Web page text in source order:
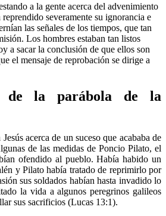
a la gente acerca del advenimiento
severamente su ignorancia e
las señales de los tiempos, que tan
Los hombres estaban tan listos
a sacar la conclusión de que ellos son
el mensaje de reprobación se dirige a
de la parábola de la
acerca de un suceso que acababa de
de las medidas de Poncio Pilato, el
ofendido al pueblo. Había habido un
y Pilato había tratado de reprimirlo por
sus soldados habían hasta invadido lo
la vida a algunos peregrinos galileos
sus sacrificios (Lucas 13:1).